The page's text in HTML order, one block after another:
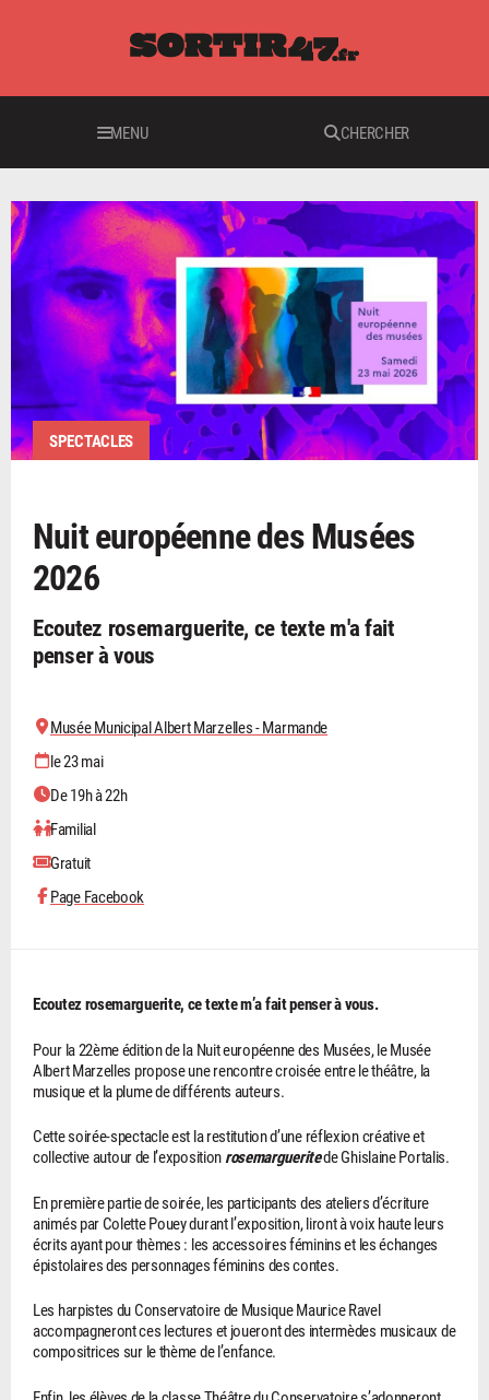
MENU CHERCHER
SPECTACLES
Nuit européenne des Musées
2026
Ecoutez rosemarguerite, ce texte m'a fait
penser à vous
Musée Municipal Albert Marzelles - Marmande
le 23 mai
De 19h à 22h
Familial
Gratuit
Page Facebook
Ecoutez rosemarguerite, ce texte m’a fait penser à vous.
Pour la 22ème édition de la Nuit européenne des Musées, le Musée
Albert Marzelles propose une rencontre croisée entre le théâtre, la
musique et la plume de différents auteurs.
Cette soirée-spectacle est la restitution d’une réflexion créative et
collective autour de l’expositionrosemargueritede Ghislaine Portalis.
En première partie de soirée, les participants des ateliers d’écriture
animés par Colette Pouey durant l’exposition, liront à voix haute leurs
écrits ayant pour thèmes : les accessoires féminins et les échanges
épistolaires des personnages féminins des contes.
Les harpistes du Conservatoire de Musique Maurice Ravel
accompagneront ces lectures et joueront des intermèdes musicaux de
compositrices sur le thème de l’enfance.